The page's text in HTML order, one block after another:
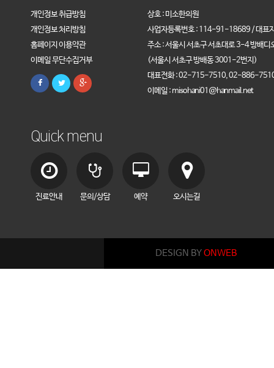
개인정보 취급방침
개인정보 처리방침
홈페이지 이용약관
이메일 무단수집거부
상호 : 미소한의원
사업자등록번호 : 114-91-18689 / 대표
주소 : 서울시 서초구 서초대로 3-4 방배
(서울시 서초구 방배동 3001-2번지)
대표전화 : 02-715-7510, 02-886-
이메일 : misohani01@hanmail.net
Quick menu
진료안내 문의/상담 예약 오시는길
DESIGN BYONWEB